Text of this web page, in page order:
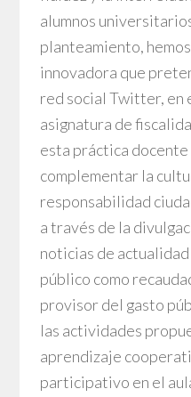
alumnos
planteamiento,
innovadora que
red social Twitter, en
asignatura de
esta práctica
complementar la
responsabilidad
a través de la
noticias de
público como
provisor del gasto
las actividades
aprendizaje
participativo en el